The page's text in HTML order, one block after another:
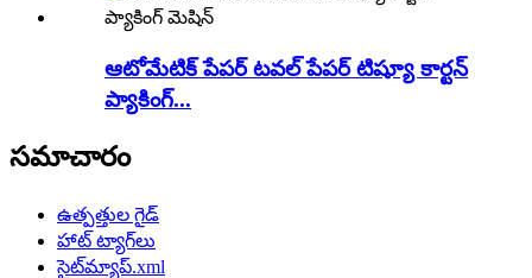
ఆటోమేటిక్ పేపర్ టవల్ పేపర్ టిష్యూ కార్టన్
ప్యాకింగ్...
సమాచారం
ఉత్పత్తుల గైడ్
హాట్ ట్యాగ్‌లు
సైట్‌మ్యాప్.xml